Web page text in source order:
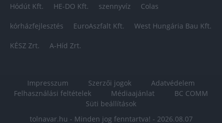
Hódút Kft. HE-DO Kft. szennyvíz Colas
kórházfejlesztés EuroAszfalt Kft. West Hungária Bau Kft.
KÉSZ Zrt. A-Híd Zrt.
Impresszum Szerzői jogok
Adatvédelem
Felhasználási feltételek
Médiaajánlat
BC COMM
Süti beállítások
tolnavar.hu - Minden jog fenntartva! - 2026.08.07